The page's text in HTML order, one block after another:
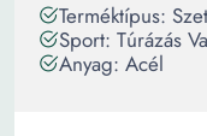
Terméktípus:
Sport: Túrázás
Anyag: Acél